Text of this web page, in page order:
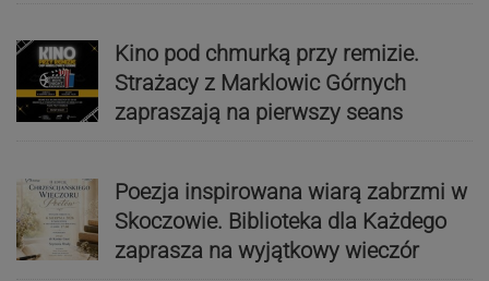
Kino pod chmurką przy remizie.
Strażacy z Marklowic Górnych
zapraszają na pierwszy seans
Poezja inspirowana wiarą zabrzmi w
Skoczowie. Biblioteka dla Każdego
zaprasza na wyjątkowy wieczór